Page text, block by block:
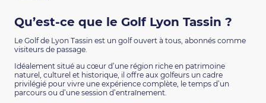
Qu’est-ce que le Golf Lyon Tassin ?
Le Golf de Lyon Tassin est un golf ouvert à tous, abonnés comme
visiteurs de passage.
Idéalement situé au cœur d’une région riche en patrimoine
naturel, culturel et historique, il offre aux golfeurs un cadre
privilégié pour vivre une expérience complète, le temps d’un
parcours ou d’une session d’entraînement.